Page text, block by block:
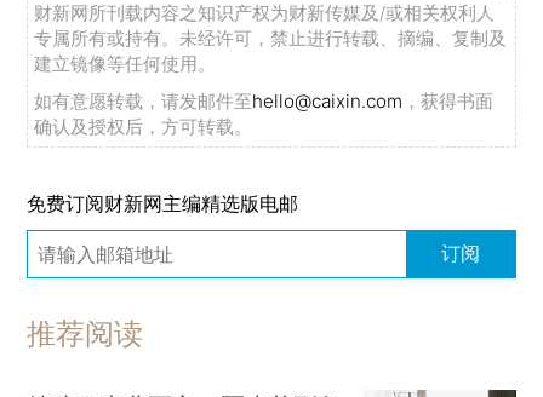
财新网所刊载内容之知识产权为财新传媒及/或相关权利人
专属所有或持有。未经许可，禁止进行转载、摘编、复制及
建立镜像等任何使用。
如有意愿转载，请发邮件至hello@caixin.com ，获得书面
确认及授权后，方可转载。
免费订阅财新网主编精选版电邮
订阅
推荐阅读